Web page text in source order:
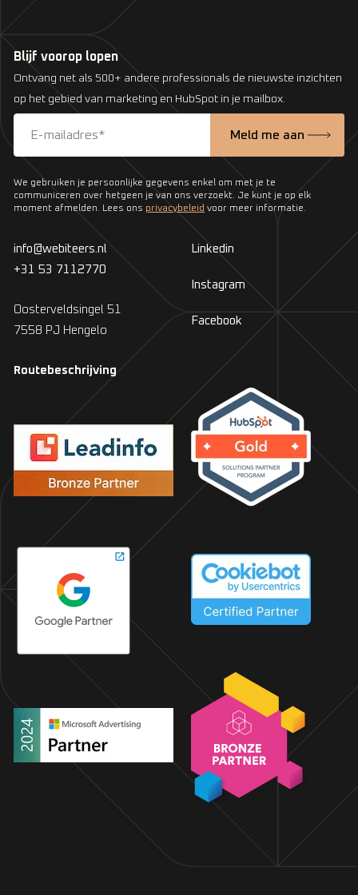
Blijf voorop lopen
Ontvang net als 500+ andere professionals de nieuwste inzichten
op het gebied van marketing en HubSpot in je mailbox.
We gebruiken je persoonlijke gegevens enkel om met je te
communiceren over hetgeen je van ons verzoekt. Je kunt je op elk
moment afmelden. Lees ons privacybeleid voor meer informatie.
info@webiteers.nl
+31 53 7112770
Oosterveldsingel 51
7558 PJ Hengelo
Routebeschrijving
Linkedin
Instagram
Facebook